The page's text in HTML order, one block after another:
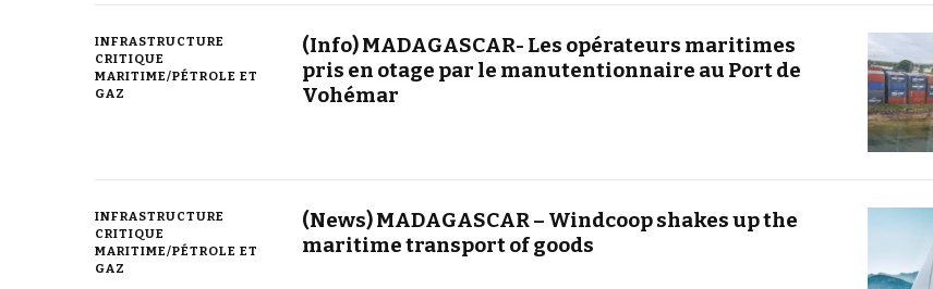
INFRASTRUCTURE
CRITIQUE
MARITIME/PÉTROLE ET
GAZ
(Info) MADAGASCAR- Les opérateurs maritimes
pris en otage par le manutentionnaire au Port de
Vohémar
INFRASTRUCTURE
CRITIQUE
MARITIME/PÉTROLE ET
GAZ
(News) MADAGASCAR – Windcoop shakes up the
maritime transport of goods